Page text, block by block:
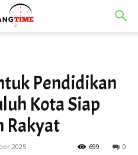
Pendidikan
Kota Siap
Rakyat
2025 0
699